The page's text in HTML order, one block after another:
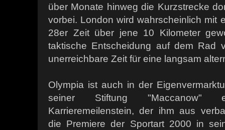
über Monate hinweg die Kurzstrecke
vorbei. London wird wahrscheinlich mit
28er Zeit über jene 10 Kilometer
taktische Entscheidung auf dem Rad
unerreichbare Zeit für eine langsam
Olympia ist auch in der
seiner Stiftung "Maccanow"
Karrieremeilenstein, der ihm aus
die Premiere der Sportart 2000 in